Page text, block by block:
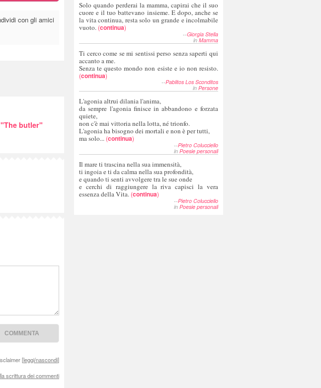
con gli amici
butler"
[leggi/nascondi]
scrittura dei commenti
Solo quando perderai la mamma, capirai che il suo
cuore e il tuo battevano insieme. E dopo, anche se
la vita continua, resta solo un grande e incolmabile
vuoto. (continua)
--Giorgia Stella
in Mamma
Ti cerco come se mi sentissi perso senza saperti qui
accanto a me.
Senza te questo mondo non esiste e io non resisto.
(continua)
--Pablitos Los Sconditos
in Persone
L'agonia altrui dilania l'anima,
da sempre l'agonia finisce in abbandono e forzata
quiete,
non c'è mai vittoria nella lotta, né trionfo.
L'agonia ha bisogno dei mortali e non è per tutti,
ma solo... (continua)
--Pietro Colucciello
in Poesie personali
Il mare ti trascina nella sua immensità,
ti ingoia e ti da calma nella sua profondità,
e quando ti senti avvolgere tra le sue onde
e cerchi di raggiungere la riva capisci la vera
essenza della Vita. (continua)
--Pietro Colucciello
in Poesie personali